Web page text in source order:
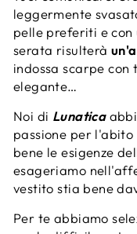
leggermente
pelle preferiti e con
serata risulterà
indossa scarpe
elegante…
Noi di Lunatica
passione per
bene le esigenze
esageriamo
vestito stia bene
Per te abbiamo